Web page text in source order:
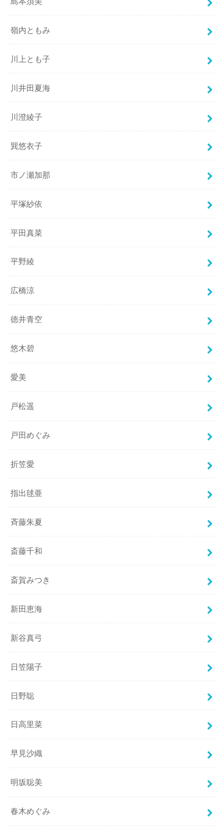
嶺内ともみ
川上とも子
川井田夏海
川澄綾子
巽悠衣子
市ノ瀬加那
平塚紗依
平田真菜
平野綾
広橋涼
徳井青空
悠木碧
愛美
戸松遥
戸田めぐみ
折笠愛
指出毬亜
斉藤朱夏
斎藤千和
斎賀みつき
新田恵海
新谷真弓
日笠陽子
日野聡
日高里菜
早見沙織
明坂聡美
春木めぐみ